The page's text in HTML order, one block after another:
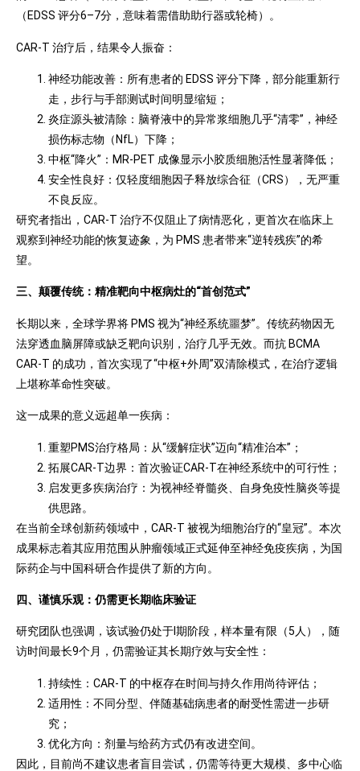
（EDSS 评分6–7分，意味着需借助助行器或轮椅）。
CAR-T 治疗后，结果令人振奋：
神经功能改善：所有患者的 EDSS 评分下降，部分能重新行
走，步行与手部测试时间明显缩短；
炎症源头被清除：脑脊液中的异常浆细胞几乎“清零”，神经
损伤标志物（NfL）下降；
中枢“降火”：MR-PET 成像显示小胶质细胞活性显著降低；
安全性良好：仅轻度细胞因子释放综合征（CRS），无严重
不良反应。
研究者指出，CAR-T 治疗不仅阻止了病情恶化，更首次在临床上
观察到神经功能的恢复迹象，为 PMS 患者带来“逆转残疾”的希
望。
三、颠覆传统：精准靶向中枢病灶的“首创范式”
长期以来，全球学界将 PMS 视为“神经系统噩梦”。传统药物因无
法穿透血脑屏障或缺乏靶向识别，治疗几乎无效。而抗 BCMA
CAR-T 的成功，首次实现了“中枢+外周”双清除模式，在治疗逻辑
上堪称革命性突破。
这一成果的意义远超单一疾病：
重塑PMS治疗格局：从“缓解症状”迈向“精准治本”；
拓展CAR-T边界：首次验证CAR-T在神经系统中的可行性；
启发更多疾病治疗：为视神经脊髓炎、自身免疫性脑炎等提
供思路。
在当前全球创新药领域中，CAR-T 被视为细胞治疗的“皇冠”。本次
成果标志着其应用范围从肿瘤领域正式延伸至神经免疫疾病，为国
际药企与中国科研合作提供了新的方向。
四、谨慎乐观：仍需更长期临床验证
研究团队也强调，该试验仍处于Ⅰ期阶段，样本量有限（5人），随
访时间最长9个月，仍需验证其长期疗效与安全性：
持续性：CAR-T 的中枢存在时间与持久作用尚待评估；
适用性：不同分型、伴随基础病患者的耐受性需进一步研
究；
优化方向：剂量与给药方式仍有改进空间。
因此，目前尚不建议患者盲目尝试，仍需等待更大规模、多中心临